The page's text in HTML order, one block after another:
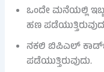
ಒಂದೇ ಮನೆಯಲ್ಲಿ
ಹಣ
ನಕಲಿ ಬಿಪಿಎಲ್
ಪಡೆಯುತ್ತಿರುವುದು.